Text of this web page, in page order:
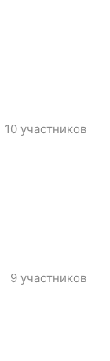
10 участников
9 участников